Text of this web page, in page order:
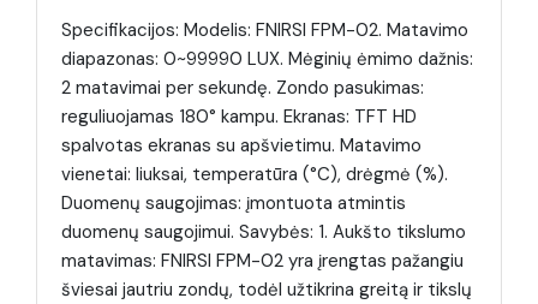
Specifikacijos: Modelis: FNIRSI FPM-02. Matavimo
diapazonas: 0~99990 LUX. Mėginių ėmimo dažnis:
2 matavimai per sekundę. Zondo pasukimas:
reguliuojamas 180° kampu. Ekranas: TFT HD
spalvotas ekranas su apšvietimu. Matavimo
vienetai: liuksai, temperatūra (°C), drėgmė (%).
Duomenų saugojimas: įmontuota atmintis
duomenų saugojimui. Savybės: 1. Aukšto tikslumo
matavimas: FNIRSI FPM-02 yra įrengtas pažangiu
šviesai jautriu zondų, todėl užtikrina greitą ir tikslų